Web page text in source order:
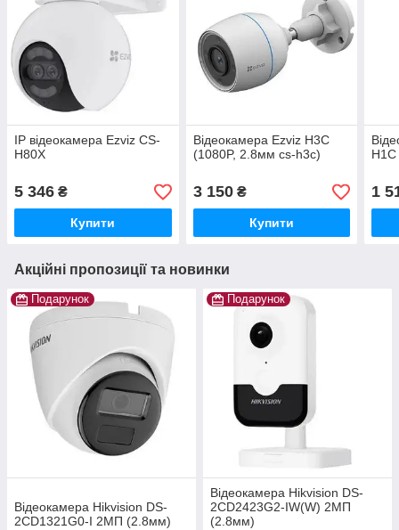
IP відеокамера Ezviz CS-
H80X
5 346 ₴
Купити
Відеокамера Ezviz H3C
(1080P, 2.8мм cs-h3c)
3 150₴
Купити
1
Акційні пропозиції та новинки
Подарунок
Відеокамера Hikvision DS-
2CD1321G0-I 2МП (2.8мм)
Подарунок
Відеокамера Hikvision DS-
2CD2423G2-IW(W) 2МП
(2.8мм)